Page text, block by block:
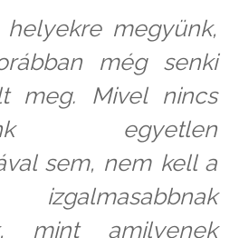
helyekre megyünk,
még senki
meg. Mivel nincs
egyetlen
sem, nem kell a
mint amilyenek